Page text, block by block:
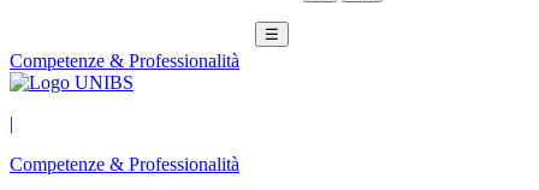
☰
Competenze & Professionalità
|
Competenze & Professionalità